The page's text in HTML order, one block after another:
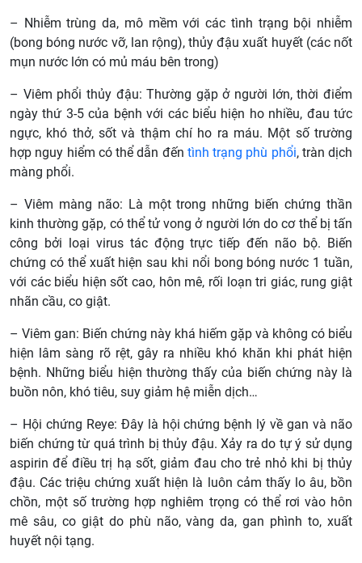
– Nhiễm trùng da, mô mềm với các tình trạng bội nhiễm
(bong bóng nước vỡ, lan rộng), thủy đậu xuất huyết (các nốt
mụn nước lớn có mủ máu bên trong)
– Viêm phổi thủy đậu: Thường gặp ở người lớn, thời điểm
ngày thứ 3-5 của bệnh với các biểu hiện ho nhiều, đau tức
ngực, khó thở, sốt và thậm chí ho ra máu. Một số trường
hợp nguy hiểm có thể dẫn đến tình trạng phù phổi, tràn dịch
màng phổi.
– Viêm màng não: Là một trong những biến chứng thần
kinh thường gặp, có thể tử vong ở người lớn do cơ thể bị tấn
công bởi loại virus tác động trực tiếp đến não bộ. Biến
chứng có thể xuất hiện sau khi nổi bong bóng nước 1 tuần,
với các biểu hiện sốt cao, hôn mê, rối loạn tri giác, rung giật
nhãn cầu, co giật.
– Viêm gan: Biến chứng này khá hiếm gặp và không có biểu
hiện lâm sàng rõ rệt, gây ra nhiều khó khăn khi phát hiện
bệnh. Những biểu hiện thường thấy của biến chứng này là
buồn nôn, khó tiêu, suy giảm hệ miễn dịch…
– Hội chứng Reye: Đây là hội chứng bệnh lý về gan và não
biến chứng từ quá trình bị thủy đậu. Xảy ra do tự ý sử dụng
aspirin để điều trị hạ sốt, giảm đau cho trẻ nhỏ khi bị thủy
đậu. Các triệu chứng xuất hiện là luôn cảm thấy lo âu, bồn
chồn, một số trường hợp nghiêm trọng có thể rơi vào hôn
mê sâu, co giật do phù não, vàng da, gan phình to, xuất
huyết nội tạng.